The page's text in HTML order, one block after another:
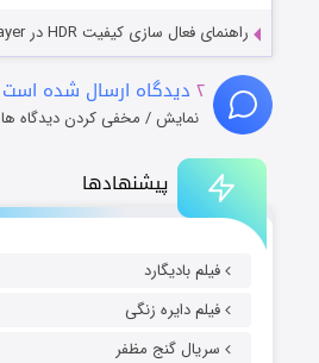
پیشنهادها
فیلم بادیگارد
فیلم دایره زنگی
سریال گنج مظفر
راهنمای فعال سازی کیفیت HDR در PotPlayer
۲ دیدگاه ارسال شده است
نمایش / مخفی کردن دیدگاه ها